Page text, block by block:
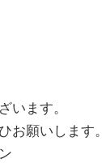
います。
お願いします。